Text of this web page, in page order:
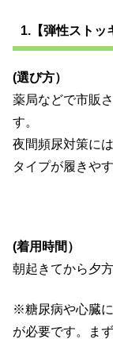
1.【弾性ストッ
(選び方）
薬局などで市販
す。
夜間頻尿対策に
タイプが履きや
(着用時間）
朝起きてから夕
※糖尿病や心臓
が必要です。ま